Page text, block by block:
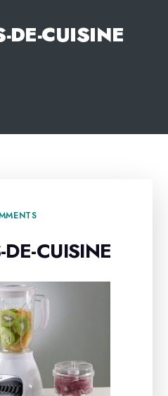
DE-CUISINE
CUISINE